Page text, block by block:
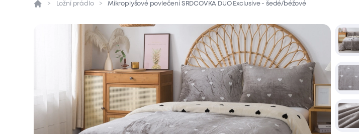
Přehled Parametry Popis produktu Materiál a péče Hodnocení
Ložní prádlo Mikroplyšové povlečení SRDCOVKA DUO Exclusive - šedé/béžové